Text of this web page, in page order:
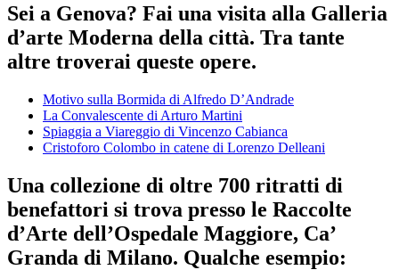
Sei a Genova? Fai una visita alla Galleria
d’arte Moderna della città. Tra tante
altre troverai queste opere.
Motivo sulla Bormida di Alfredo D’Andrade
La Convalescente di Arturo Martini
Spiaggia a Viareggio di Vincenzo Cabianca
Cristoforo Colombo in catene di Lorenzo Delleani
Una collezione di oltre 700 ritratti di
benefattori si trova presso le Raccolte
d’Arte dell’Ospedale Maggiore, Ca’
Granda di Milano. Qualche esempio: